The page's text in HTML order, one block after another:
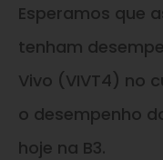
Esperamos que
tenham
Vivo (VIVT4) no
o desempenho
hoje na B3.